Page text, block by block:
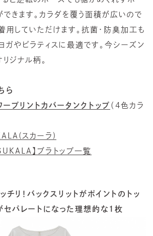
できます。カラダを覆う面積が広いので
用していただけます。抗菌・防臭加工も
ガやピラティスに最適です。今シーズン
ジナル柄。
ら
ープリントカバータンクトップ （4色カラ
スカーラ)
】ブラトップ一覧
リ！バックスリットがポイントのトッ
セパレートになった理想的な1枚